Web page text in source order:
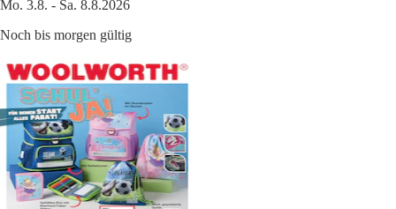
Mo. 3.8. - Sa. 8.8.2026
Noch bis morgen gültig